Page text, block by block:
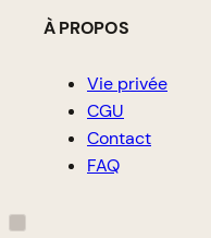
À PROPOS
Vie privée
CGU
Contact
FAQ